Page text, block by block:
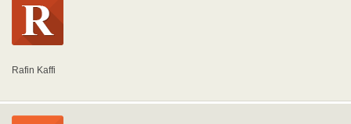
Rafin Kaffi